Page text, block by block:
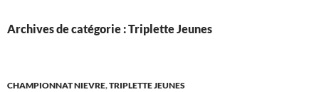
Archives de catégorie : Triplette Jeunes
CHAMPIONNAT NIEVRE,TRIPLETTE JEUNES